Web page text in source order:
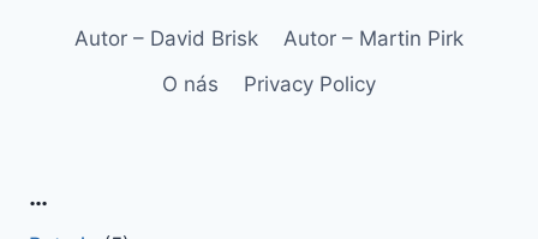
Autor – David Brisk
Autor – Martin Pirk
O nás
Privacy Policy
…